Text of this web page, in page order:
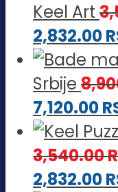
Keel Art
2,832.00
Srbije
7,120.00
3,540.00
2,832.00